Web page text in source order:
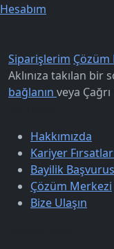
Hesabım
Siparişlerim Çözüm
Aklınıza takılan bir
bağlanın veya
Hakkımızda
Kariyer
Bayilik
Çözüm Merkezi
Bize Ulaşın